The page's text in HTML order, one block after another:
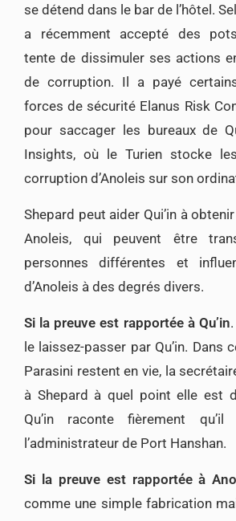
se détend dans le bar de l’hôtel.
a récemment accepté des
tente de dissimuler ses actions
de corruption. Il a payé
forces de sécurité Elanus Risk
pour saccager les bureaux de
Insights, où le Turien stocke
corruption d’Anoleis sur son
Shepard peut aider Qui’in à
Anoleis, qui peuvent être
personnes différentes et
d’Anoleis à des degrés divers.
Si la preuve est rapportée à Qu’in
le laissez-passer par Qu’in. Dans
Parasini restent en vie, la
à Shepard à quel point elle est
Qu’in raconte fièrement
l’administrateur de Port Hanshan.
Si la preuve est rapportée à
comme une simple fabrication